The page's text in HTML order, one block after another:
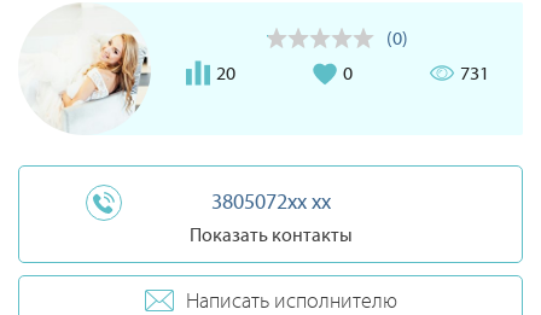
(0)
20
0 731
3805072xx xx
Показать контакты
Написать исполнителю